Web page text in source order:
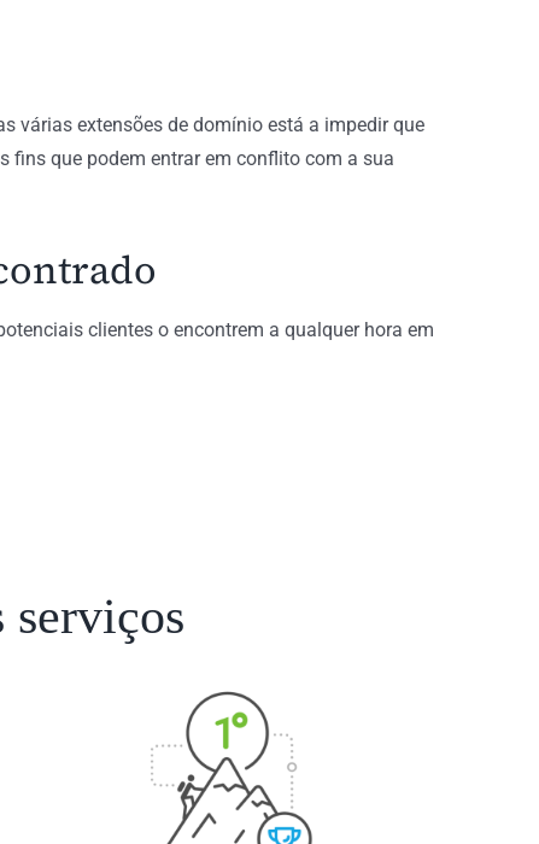
várias extensões de domínio está a impedir que
fins que podem entrar em conflito com a sua
clientes o encontrem a qualquer hora em
serviços